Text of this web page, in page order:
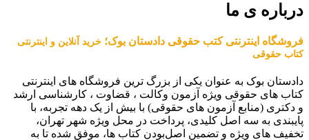
درباره ی ما
فروشگاه اینترنتی کتب حقوقی دادستان بوک؛ خرید آنلاین و اینترنتی
کتاب حقوقی
دادستان بوک به عنوان یکی از بزرگ ترین فروشگاه های اینترنتی
کتاب های حقوقی ویژه آزمون وکالت ، قضاوت ، کارشناسی ارشد
و دکتری (منابع آزمون های حقوقی) با بیش از یک دهه تجربه، با
پایبندی به سه اصل کلیدی، پرداخت در محل ویژه شهر تهران،
تخفیف های ویژه و تضمین اصل‌بودن کتاب ها، موفق شده تا به